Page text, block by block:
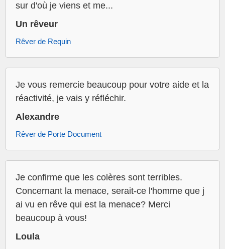
sur d'où je viens et me...
Un rêveur
Rêver de Requin
Je vous remercie beaucoup pour votre aide et la
réactivité, je vais y réfléchir.
Alexandre
Rêver de Porte Document
Je confirme que les colères sont terribles.
Concernant la menace, serait-ce l'homme que j
ai vu en rêve qui est la menace? Merci
beaucoup à vous!
Loula